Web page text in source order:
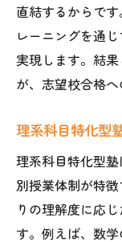
直結するからで
レーニングを通
実現します。結
が、志望校合格へ
理系科目特化型
理系科目特化型
別授業体制が特
りの理解度に応
す。例えば、数